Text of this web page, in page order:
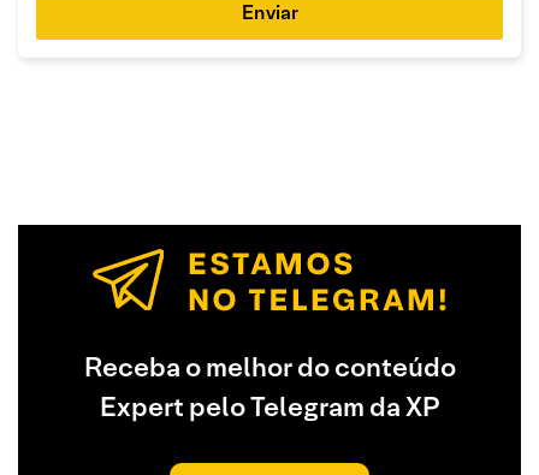
Enviar
Receba o melhor do conteúdo
Expert pelo Telegram da XP